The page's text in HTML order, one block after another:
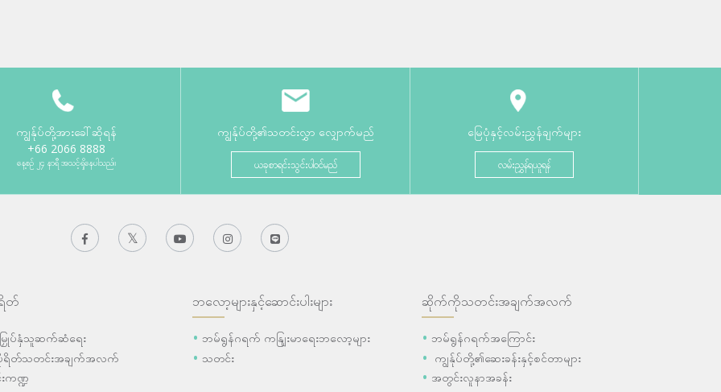
ကျွန်ုပ်တို့အားခေါ်ဆိုရန်
+66 2066 8888
နေ့စဉ် ၂၄ နာရီ အသင့်ရှိနေပါသည်။
ကျွန်ုပ်တို့၏သတင်းလွှာ လျှောက်မည်
ယခုစာရင်းသွင်းပါဝင်မည်
မြေပုံနှင့်လမ်းညွှန်ချက်များ
လမ်းညွှန်ရယူရန်
တ်
မြှုပ်နှံသူဆက်ဆံရေး
ရိတ်သတင်းအချက်အလက်
ကဏ္ဍ
ဘလော့များနှင့်ဆောင်းပါးများ
ဘမ်ရွန်ဂရက် ကနျြးမာရေးဘလော့များ
သတင်း
ဆိုက်ကိုသတင်းအချက်အလက်
ဘမ်ရွန်ဂရက်အကြောင်း
ကျွန်ုပ်တို့၏ဆေးခန်းနှင့်စင်တာများ
အတွင်းလူနာအခန်း